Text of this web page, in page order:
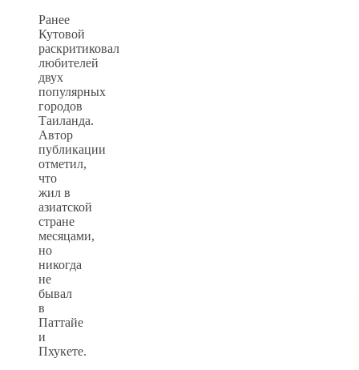
Ранее
Кутовой
раскритиковал
любителей
двух
популярных
городов
Таиланда.
Автор
публикации
отметил,
что
жил в
азиатской
стране
месяцами,
но
никогда
не
бывал
в
Паттайе
и
Пхукете.